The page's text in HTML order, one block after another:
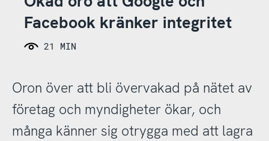
Facebook kränker integritet
21 MIN
Oron över att bli övervakad på nätet av
företag och myndigheter ökar, och
många känner sig otrygga med att lagra